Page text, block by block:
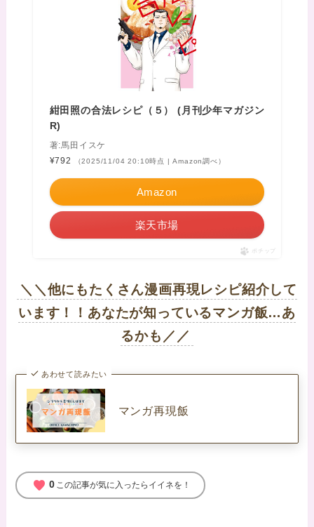
紺田照の合法レシピ（５） (月刊少年マガジン
R)
著:馬田イスケ
¥792
（2025/11/04 20:10時点 | Amazon調べ）
Amazon
楽天市場
ポチップ
＼＼他にもたくさん漫画再現レシピ紹介して
います！！あなたが知っているマンガ飯…あ
るかも／／
あわせて読みたい
マンガ再現飯
favorite 0 この記事が気に入ったらイイネを！